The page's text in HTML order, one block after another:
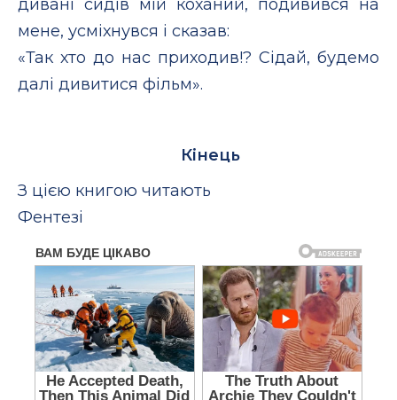
дивані сидів мій коханий, подивився на
мене, усміхнувся і сказав:
«Так хто до нас приходив!? Сідай, будемо
далі дивитися фільм».
Кінець
З цією книгою читають
Фентезі